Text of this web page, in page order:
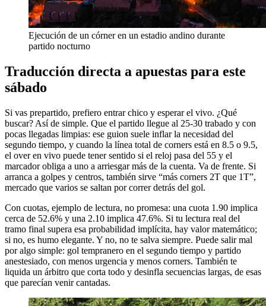
Ejecución de un córner en un estadio andino durante
partido nocturno
Traducción directa a apuestas para este
sábado
Si vas prepartido, prefiero entrar chico y esperar el vivo. ¿Qué
buscar? Así de simple. Que el partido llegue al 25-30 trabado y con
pocas llegadas limpias: ese guion suele inflar la necesidad del
segundo tiempo, y cuando la línea total de corners está en 8.5 o 9.5,
el over en vivo puede tener sentido si el reloj pasa del 55 y el
marcador obliga a uno a arriesgar más de la cuenta. Va de frente. Si
arranca a golpes y centros, también sirve “más corners 2T que 1T”,
mercado que varios se saltan por correr detrás del gol.
Con cuotas, ejemplo de lectura, no promesa: una cuota 1.90 implica
cerca de 52.6% y una 2.10 implica 47.6%. Si tu lectura real del
tramo final supera esa probabilidad implícita, hay valor matemático;
si no, es humo elegante. Y no, no te salva siempre. Puede salir mal
por algo simple: gol tempranero en el segundo tiempo y partido
anestesiado, con menos urgencia y menos corners. También te
liquida un árbitro que corta todo y desinfla secuencias largas, de esas
que parecían venir cantadas.